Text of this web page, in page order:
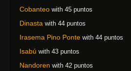
Cobanteo with 45 puntos
Dinasta with 44 puntos
Irasema Pino Ponte with 44 puntos
Isabú with 43 puntos
Nandoren with 42 puntos